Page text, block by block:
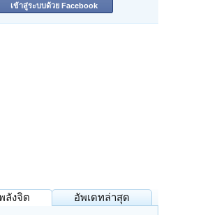
เข้าสู่ระบบด้วย Facebook
ลังจิต อัพเดทล่าสุด